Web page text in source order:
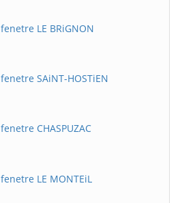
LE BRiGNON
SAiNT-HOSTiEN
CHASPUZAC
LE MONTEiL